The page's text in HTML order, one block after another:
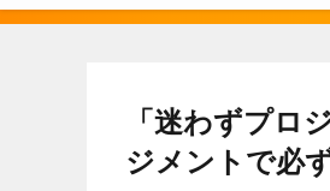
「迷わずプロ
ジメントで必